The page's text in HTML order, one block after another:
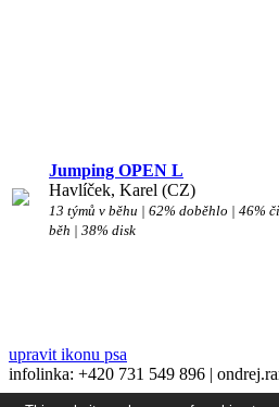
Jumping OPEN L
Havlíček, Karel (CZ)
13 týmů v běhu | 62% doběhlo | 46%
běh | 38% disk
upravit ikonu psa
infolinka: +420 731 549 896 |